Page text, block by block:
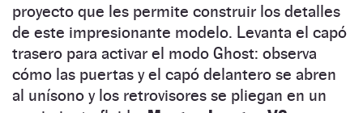
proyecto que les permite construir los detalles
de este impresionante modelo. Levanta el capó
trasero para activar el modo Ghost: observa
cómo las puertas y el capó delantero se abren
al unísono y los retrovisores se pliegan en un